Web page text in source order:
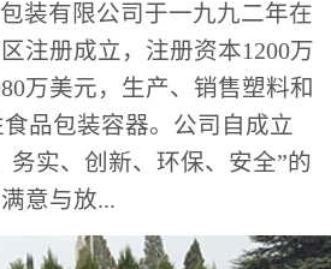
装有限公司于一九九二年在
注册成立，注册资本1200万
万美元，生产、销售塑料和
品包装容器。公司自成立
务实、创新、环保、安全”的
意与放...